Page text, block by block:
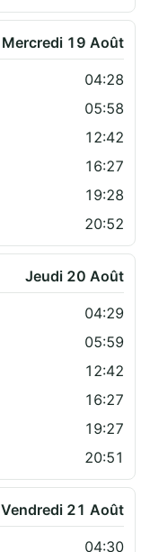
Mercredi 19 Août
04:28
05:58
12:42
16:27
19:28
20:52
Jeudi 20 Août
04:29
05:59
12:42
16:27
19:27
20:51
Vendredi 21 Août
04:30